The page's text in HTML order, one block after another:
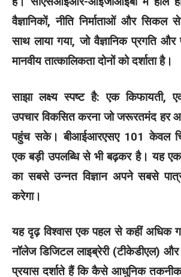
वैज्ञानिकों, नीति निर्माताओं और सिकल
साथ लाया गया, जो वैज्ञानिक प्रगति
मानवीय तात्कालिकता दोनों को दर्शाता है।
साझा लक्ष्य स्पष्ट है: एक किफायती,
उपचार विकसित करना जो जरूरतमंद हर
पहुंच सके। बीआईआरएसए 101 केवल
एक बड़ी उपलब्धि से भी बढ़कर है। यह एक
का सबसे उन्नत विज्ञान अपने सबसे
करेगा।
यह दृढ़ विश्वास एक पहल से कहीं अधिक
नॉलेज डिजिटल लाइब्रेरी (टीकेडीएल)
प्रयास दर्शाते हैं कि कैसे आधुनिक तकनीक